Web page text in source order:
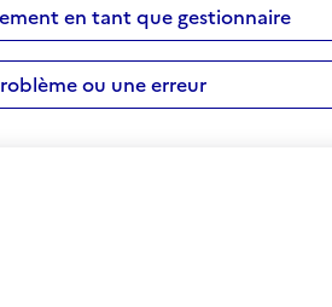
en tant que gestionnaire
ou une erreur